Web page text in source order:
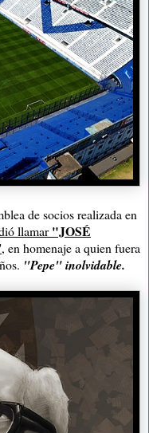
de socios realizada en
llamar"JOSÉ
, en homenaje a quien fuera
"Pepe" inolvidable.